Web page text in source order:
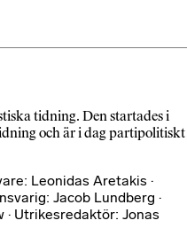
tidning. Den startades i
och är i dag partipolitiskt
Leonidas Aretakis ·
Jacob Lundberg ·
Utrikesredaktör: Jonas